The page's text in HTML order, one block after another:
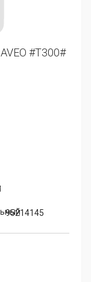
#T300#
95214145